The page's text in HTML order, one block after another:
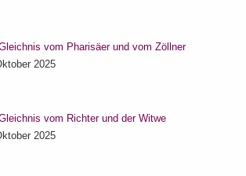
vom Pharisäer und vom Zöllner
2025
vom Richter und der Witwe
2025